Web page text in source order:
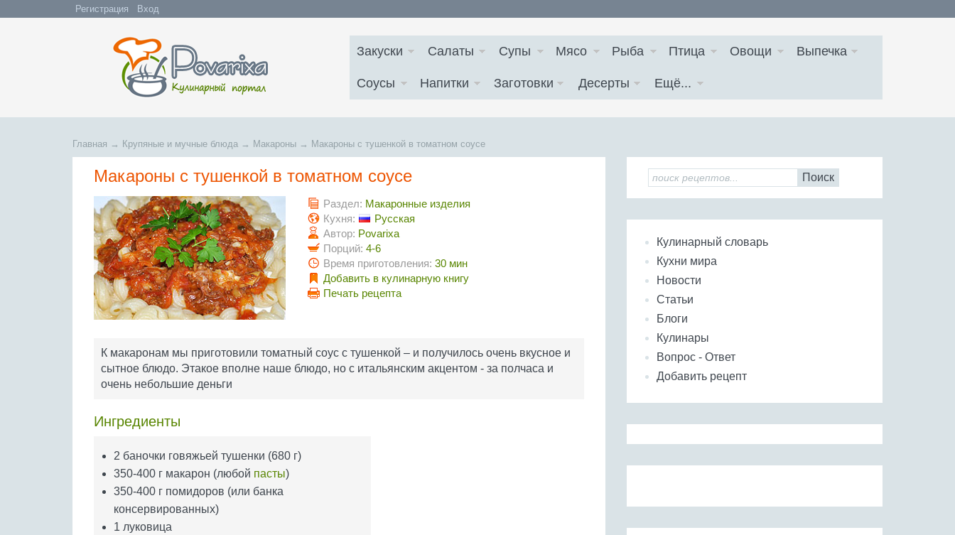
Регистрация Вход
Закуски Салаты Супы Мясо Рыба Птица Овощи Выпечка
Соусы Напитки Заготовки Десерты Ещё...
Главная → Крупяные и мучные блюда → Макароны → Макароны с тушенкой в томатном соусе
Макароны с тушенкой в томатном соусе
Раздел: Макаронные изделия
Кухня:
Русская
Автор: Povarixa
Порций: 4-6
Время приготовления: 30 мин
Добавить в кулинарную книгу
Печать рецепта
К макаронам мы приготовили томатный соус с тушенкой – и получилось очень вкусное и
сытное блюдо. Этакое вполне наше блюдо, но с итальянским акцентом - за полчаса и
очень небольшие деньги
Ингредиенты
2 баночки говяжьей тушенки (680 г)
350-400 г макарон (любой пасты)
350-400 г помидоров (или банка
консервированных)
1 луковица
Поиск
Кулинарный словарь
Кухни мира
Новости
Статьи
Блоги
Кулинары
Вопрос - Ответ
Добавить рецепт